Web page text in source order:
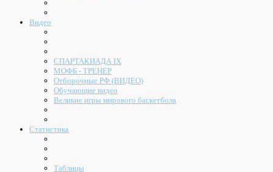
Видео
СПАРТАКИАДА IX
МОФБ - ТРЕНЕР
Отборочные РФ (ВИДЕО)
Обучающие видео
Великие игры мирового баскетбола
Статистика
Таблицы